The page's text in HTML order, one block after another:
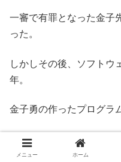
一審で有罪となった金子
った。
しかしその後、ソフトウ
年。
金子勇の作ったプログラ
― 金子勇本人VTR
メニュー ホーム